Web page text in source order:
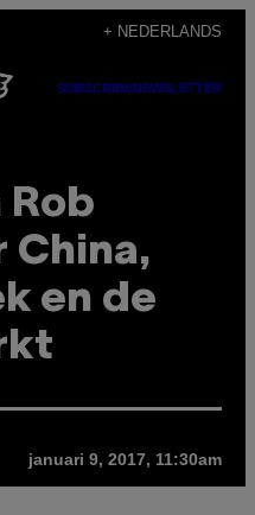
+ NEDERLANDS
SUBSCRIBENEWSLETTER
Rob
China,
en de
januari 9, 2017, 11:30am